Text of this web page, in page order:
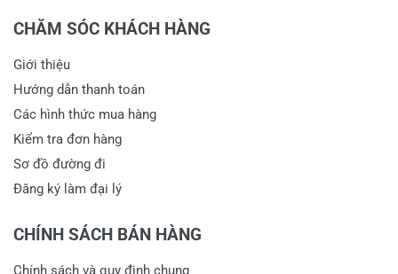
CHĂM SÓC KHÁCH HÀNG
Giới thiệu
Hướng dẫn thanh toán
Các hình thức mua hàng
Kiểm tra đơn hàng
Sơ đồ đường đi
Đăng ký làm đại lý
CHÍNH SÁCH BÁN HÀNG